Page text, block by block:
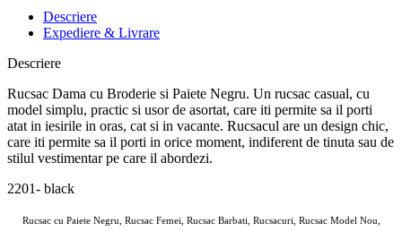
Descriere
Expediere & Livrare
Descriere
Rucsac Dama cu Broderie si Paiete Negru. Un rucsac casual, cu
model simplu, practic si usor de asortat, care iti permite sa il porti
atat in iesirile in oras, cat si in vacante. Rucsacul are un design chic,
care iti permite sa il porti in orice moment, indiferent de tinuta sau de
stilul vestimentar pe care il abordezi.
2201- black
Rucsac cu Paiete Negru, Rucsac Femei, Rucsac Barbati, Rucsacuri, Rucsac Model Nou,